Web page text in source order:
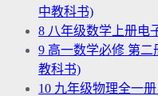
中教科书)
8 八年级数学上册电
9 高一数学必修 第
教科书)
10 九年级物理全一